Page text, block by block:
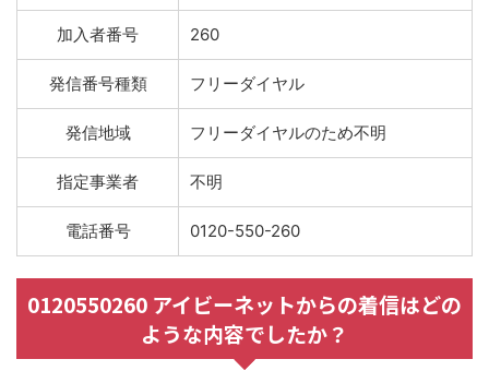
加入者番号 260
発信番号種類 フリーダイヤル
発信地域 フリーダイヤルのため不明
指定事業者 不明
電話番号 0120-550-260
0120550260 アイビーネットからの着信はどの
ような内容でしたか？